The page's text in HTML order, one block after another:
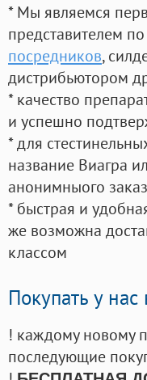
* Мы являемся
представителем
посредников,
дистрибьютором
* качество
и успешно
* для
название Виагра
анонимныого
* быстрая и
же возможна
классом
Покупать у
! каждому новому
последующие